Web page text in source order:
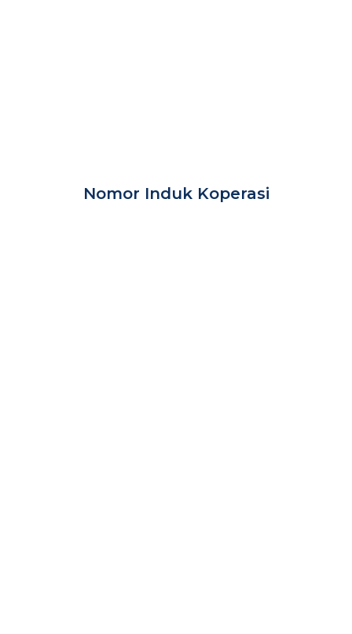
Nomor Induk Koperasi